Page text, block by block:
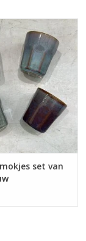
set van vier -
nieuw
set van